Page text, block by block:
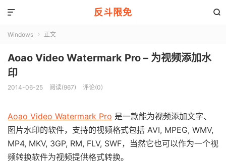
反斗限免 

Windows  正文
Aoao Video Watermark Pro – 为视频添加水
印
2014-06-25 阅读(967) 评论(0)
Aoao Video Watermark Pro 是一款能为视频添加文字、
图片水印的软件，支持的视频格式包括 AVI, MPEG, WMV,
MP4, MKV, 3GP, RM, FLV, SWF，当然它也可以作为一个视
频转换软件为视频提供格式转换。